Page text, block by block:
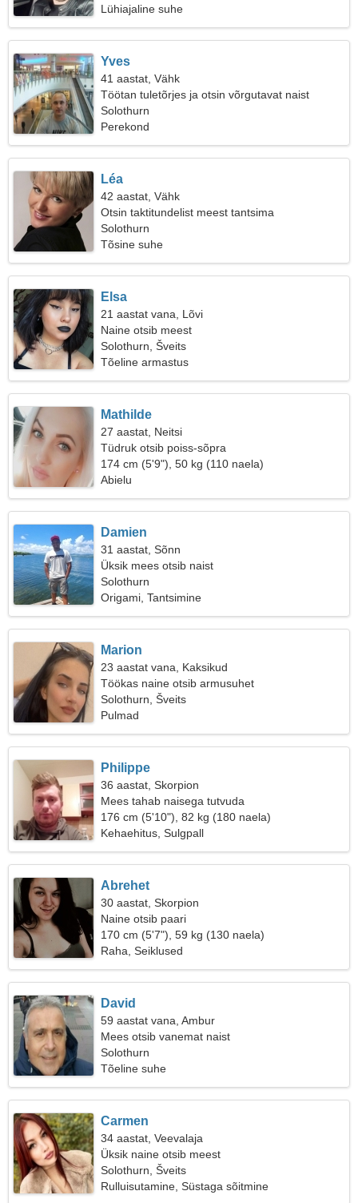
Lühiajaline suhe
Yves
41 aastat, Vähk
Töötan tuletõrjes ja otsin võrgutavat naist
Solothurn
Perekond
Léa
42 aastat, Vähk
Otsin taktitundelist meest tantsima
Solothurn
Tõsine suhe
Elsa
21 aastat vana, Lõvi
Naine otsib meest
Solothurn, Šveits
Tõeline armastus
Mathilde
27 aastat, Neitsi
Tüdruk otsib poiss-sõpra
174 cm (5'9"), 50 kg (110 naela)
Abielu
Damien
31 aastat, Sõnn
Üksik mees otsib naist
Solothurn
Origami, Tantsimine
Marion
23 aastat vana, Kaksikud
Töökas naine otsib armusuhet
Solothurn, Šveits
Pulmad
Philippe
36 aastat, Skorpion
Mees tahab naisega tutvuda
176 cm (5'10"), 82 kg (180 naela)
Kehaehitus, Sulgpall
Abrehet
30 aastat, Skorpion
Naine otsib paari
170 cm (5'7"), 59 kg (130 naela)
Raha, Seiklused
David
59 aastat vana, Ambur
Mees otsib vanemat naist
Solothurn
Tõeline suhe
Carmen
34 aastat, Veevalaja
Üksik naine otsib meest
Solothurn, Šveits
Rulluisutamine, Süstaga sõitmine